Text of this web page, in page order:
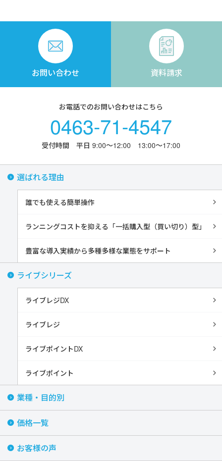
お問い合わせ 資料請求
お電話でのお問い合わせはこちら
0463-71-4547
受付時間 平日 9:00〜12:00 13:00〜17:00
選ばれる理由
誰でも使える簡単操作
ランニングコストを抑える「一括購入型（買い切り）型」
豊富な導入実績から多種多様な業態をサポート
ライブシリーズ
ライブレジDX
ライブレジ
ライブポイントDX
ライブポイント
業種・目的別
価格一覧
お客様の声